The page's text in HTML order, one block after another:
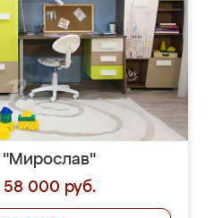
"Мирослав"
58 000 руб.